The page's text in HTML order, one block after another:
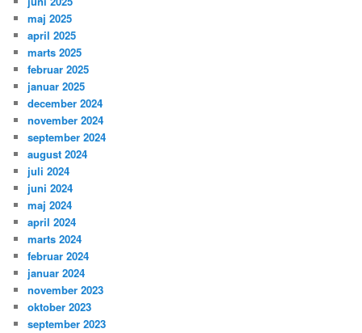
maj 2025
april 2025
marts 2025
februar 2025
januar 2025
december 2024
november 2024
september 2024
august 2024
juli 2024
juni 2024
maj 2024
april 2024
marts 2024
februar 2024
januar 2024
november 2023
oktober 2023
september 2023